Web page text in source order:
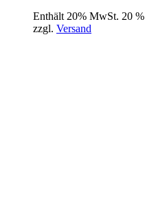
Enthält 20% MwSt. 20 %
zzgl. Versand